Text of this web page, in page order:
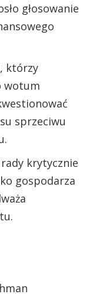
głosowanie
którzy
wotum
sprzeciwu
krytycznie
gospodarza